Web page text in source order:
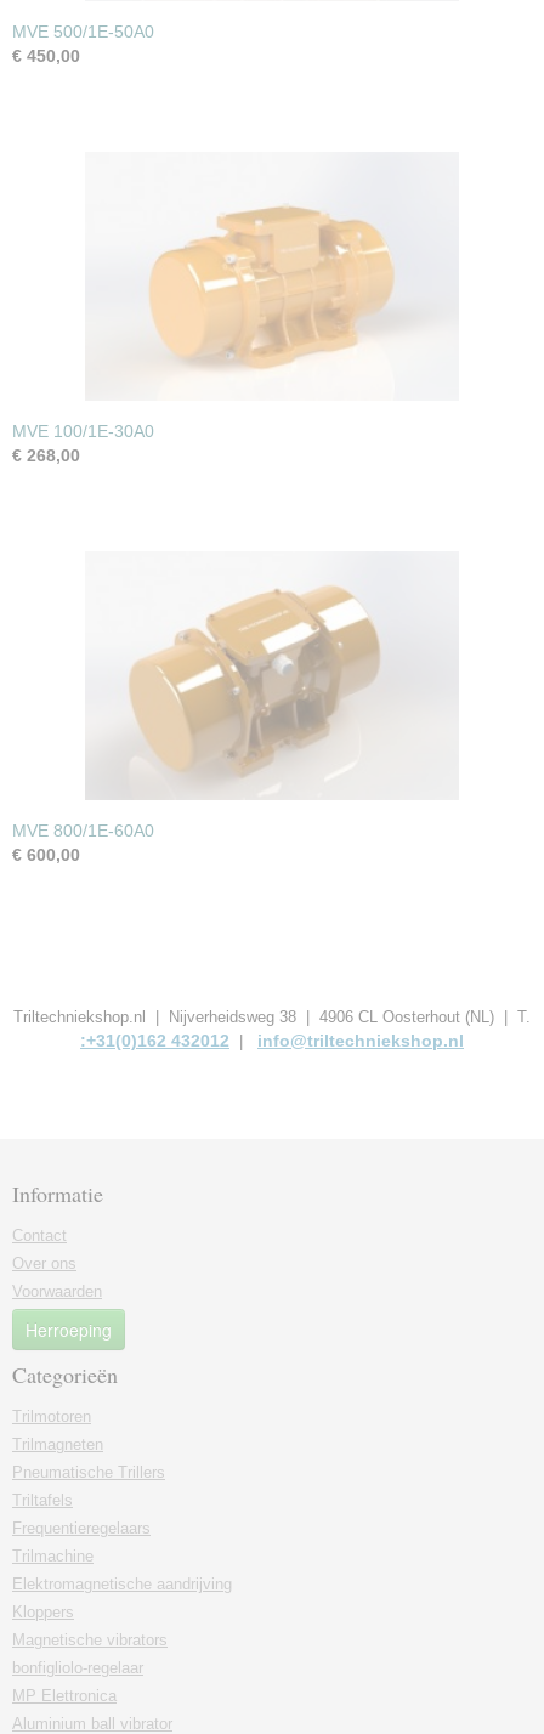
MVE 500/1E-50A0
€ 450,00
MVE 100/1E-30A0
€ 268,00
MVE 800/1E-60A0
€ 600,00
Triltechniekshop.nl | Nijverheidsweg 38 | 4906 CL Oosterhout (NL) | T.
:+31(0)162 432012 info@triltechniekshop.nl
Informatie
Contact
Over ons
Voorwaarden
Herroeping
Categorieën
Trilmotoren
Trilmagneten
Pneumatische Trillers
Triltafels
Frequentieregelaars
Trilmachine
Elektromagnetische aandrijving
Kloppers
Magnetische vibrators
bonfigliolo-regelaar
MP Elettronica
Aluminium ball vibrator